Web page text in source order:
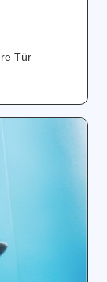
Tür